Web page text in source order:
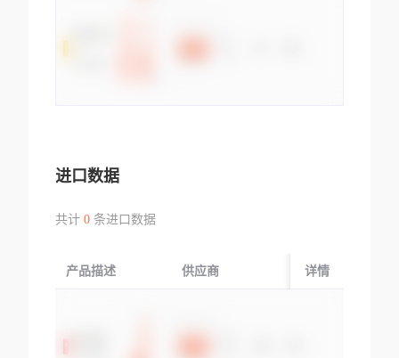
进口数据
共计 0条进口数据
产品描述 供应商 起运国/地区
详情